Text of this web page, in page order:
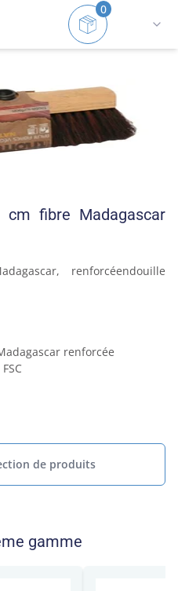
0
Voir tout Balai 29 cm
fibre Madagascar
renforcéendouille
renforcée
de produits
gamme